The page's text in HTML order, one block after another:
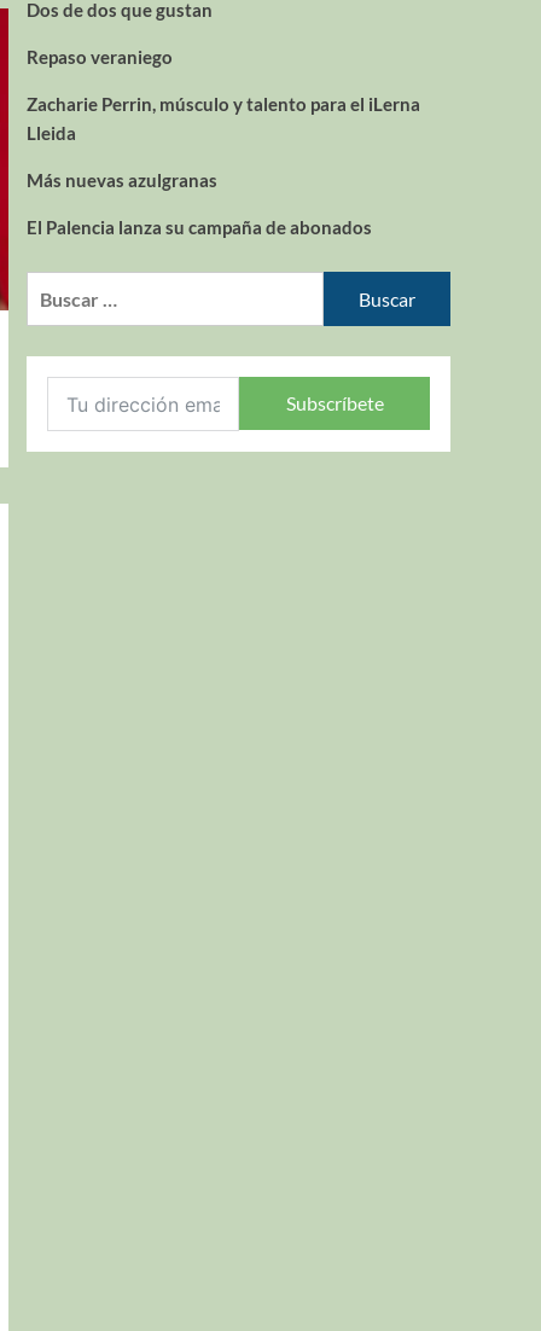
Dos de dos que gustan
Repaso veraniego
Zacharie Perrin, músculo y talento para el iLerna
Lleida
Más nuevas azulgranas
El Palencia lanza su campaña de abonados
Subscríbete